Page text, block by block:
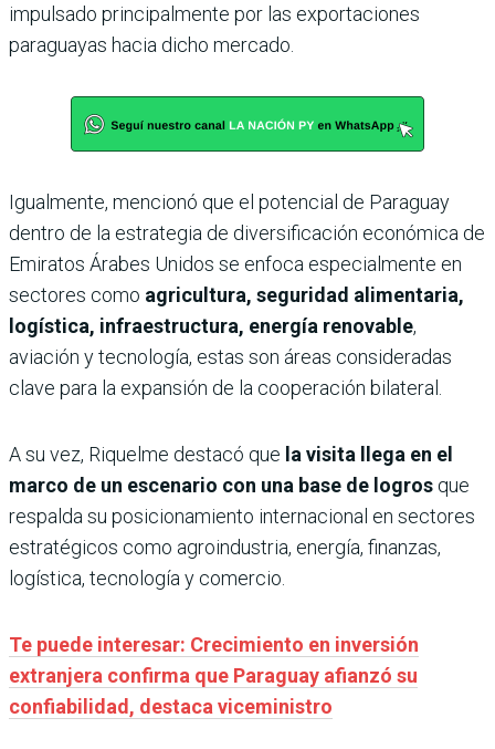
impulsado principalmente por las exportaciones
paraguayas hacia dicho mercado.
Igualmente, mencionó que el potencial de Paraguay
dentro de la estrategia de diversificación económica de
Emiratos Árabes Unidos se enfoca especialmente en
sectores como agricultura, seguridad alimentaria,
logística, infraestructura, energía renovable,
aviación y tecnología, estas son áreas consideradas
clave para la expansión de la cooperación bilateral.
A su vez, Riquelme destacó que la visita llega en el
marco de un escenario con una base de logros que
respalda su posicionamiento internacional en sectores
estratégicos como agroindustria, energía, finanzas,
logística, tecnología y comercio.
Te puede interesar: Crecimiento en inversión
extranjera confirma que Paraguay afianzó su
confiabilidad, destaca viceministro